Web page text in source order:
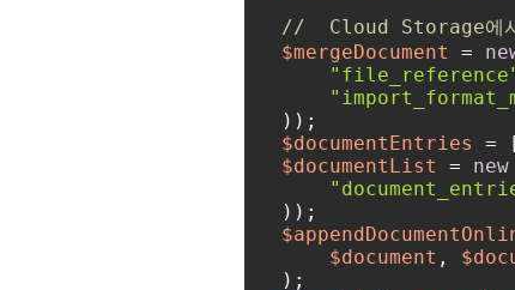
//  Cloud Storage에서
$mergeDocument
=
$documentEntries
=
$documentList
= new
$document ,